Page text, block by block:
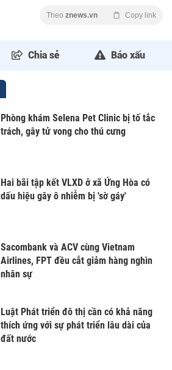
Theo znews.vn Copy link
Chia sẻ Báo xấu
Phòng khám Selena Pet Clinic bị tố tắc
trách, gây tử vong cho thú cưng
Hai bãi tập kết VLXD ở xã Ứng Hòa có
dấu hiệu gây ô nhiễm bị 'sờ gáy'
Sacombank và ACV cùng Vietnam
Airlines, FPT đều cắt giảm hàng nghìn
nhân sự
Luật Phát triển đô thị cần có khả năng
thích ứng với sự phát triển lâu dài của
đất nước